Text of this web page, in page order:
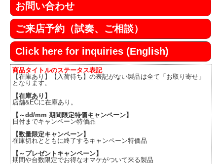
お問い合わせ
ご来店予約（試奏、ご相談）
Click here for inquiries (English)
商品タイトルのステータス表記
【在庫あり】【入荷待ち】の表記がない製品は全て「お取り寄せ」
となります。
【在庫あり】
店舗&ECに在庫あり。
【～dd/mm 期間限定特価キャンペーン】
日付までキャンペーン特価品
【数量限定キャンペーン】
在庫切れとともに終了するキャンペーン特価品
【～プレゼントキャンペーン】
期間や台数限定でお得なオマケがついて来る製品